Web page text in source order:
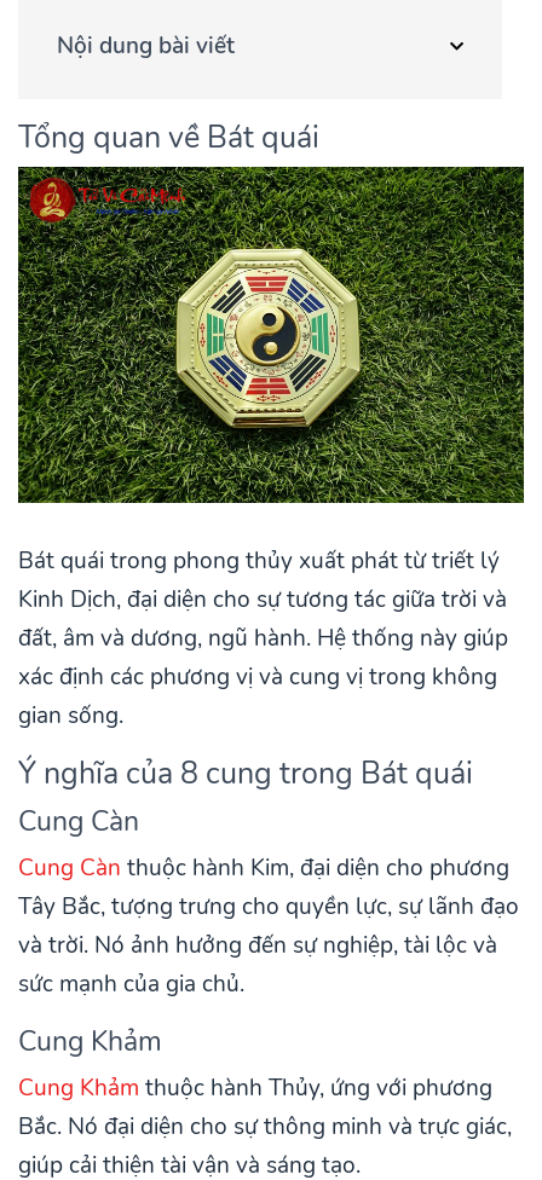
Nội dung bài viết
Tổng quan về Bát quái
Bát quái trong phong thủy xuất phát từ triết lý
Kinh Dịch, đại diện cho sự tương tác giữa trời và
đất, âm và dương, ngũ hành. Hệ thống này giúp
xác định các phương vị và cung vị trong không
gian sống.
Ý nghĩa của 8 cung trong Bát quái
Cung Càn
Cung Càn thuộc hành Kim, đại diện cho phương
Tây Bắc, tượng trưng cho quyền lực, sự lãnh đạo
và trời. Nó ảnh hưởng đến sự nghiệp, tài lộc và
sức mạnh của gia chủ.
Cung Khảm
Cung Khảm thuộc hành Thủy, ứng với phương
Bắc. Nó đại diện cho sự thông minh và trực giác,
giúp cải thiện tài vận và sáng tạo.